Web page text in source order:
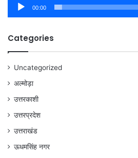
00:00
Categories
Uncategorized
अल्मोड़ा
उत्तरकाशी
उत्तरप्रदेश
उत्तराखंड
ऊधमसिंह नगर